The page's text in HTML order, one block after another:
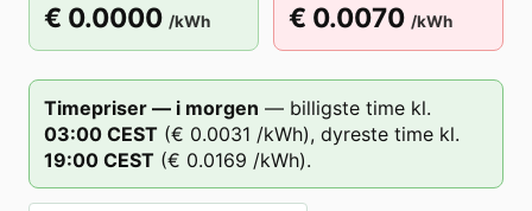
€ 0.0000 /kWh € 0.0070 /kWh
Timepriser — i morgen — billigste time kl.
03:00 CEST (€ 0.0031 /kWh), dyreste time kl.
19:00 CEST (€ 0.0169 /kWh).